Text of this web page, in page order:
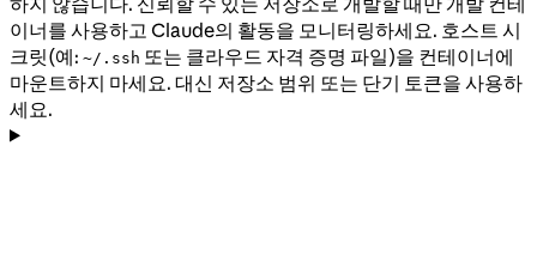
이너를 사용하고 Claude의 활동을 모니터링하세요. 호스트 시
크릿(예: ~/.ssh 또는 클라우드 자격 증명 파일)을 컨테이너에
마운트하지 마세요. 대신 저장소 범위 또는 단기 토큰을 사용하
세요.